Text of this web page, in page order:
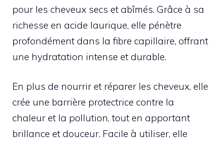
pour les cheveux secs et abîmés. Grâce à sa
richesse en acide laurique, elle pénètre
profondément dans la fibre capillaire, offrant
une hydratation intense et durable.
En plus de nourrir et réparer les cheveux, elle
crée une barrière protectrice contre la
chaleur et la pollution, tout en apportant
brillance et douceur. Facile à utiliser, elle